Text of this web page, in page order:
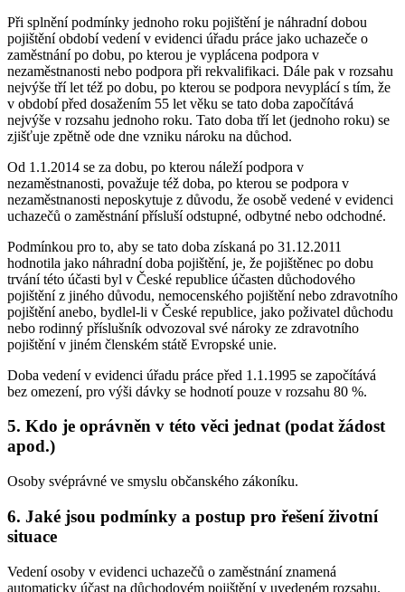
Při splnění podmínky jednoho roku pojištění je náhradní dobou
pojištění období vedení v evidenci úřadu práce jako uchazeče o
zaměstnání po dobu, po kterou je vyplácena podpora v
nezaměstnanosti nebo podpora při rekvalifikaci. Dále pak v rozsahu
nejvýše tří let též po dobu, po kterou se podpora nevyplácí s tím, že
v období před dosažením 55 let věku se tato doba započítává
nejvýše v rozsahu jednoho roku. Tato doba tří let (jednoho roku) se
zjišťuje zpětně ode dne vzniku nároku na důchod.
Od 1.1.2014 se za dobu, po kterou náleží podpora v
nezaměstnanosti, považuje též doba, po kterou se podpora v
nezaměstnanosti neposkytuje z důvodu, že osobě vedené v evidenci
uchazečů o zaměstnání přísluší odstupné, odbytné nebo odchodné.
Podmínkou pro to, aby se tato doba získaná po 31.12.2011
hodnotila jako náhradní doba pojištění, je, že pojištěnec po dobu
trvání této účasti byl v České republice účasten důchodového
pojištění z jiného důvodu, nemocenského pojištění nebo zdravotního
pojištění anebo, bydlel-li v České republice, jako poživatel důchodu
nebo rodinný příslušník odvozoval své nároky ze zdravotního
pojištění v jiném členském státě Evropské unie.
Doba vedení v evidenci úřadu práce před 1.1.1995 se započítává
bez omezení, pro výši dávky se hodnotí pouze v rozsahu 80 %.
5. Kdo je oprávněn v této věci jednat (podat žádost
apod.)
Osoby svéprávné ve smyslu občanského zákoníku.
6. Jaké jsou podmínky a postup pro řešení životní
situace
Vedení osoby v evidenci uchazečů o zaměstnání znamená
automaticky účast na důchodovém pojištění v uvedeném rozsahu.